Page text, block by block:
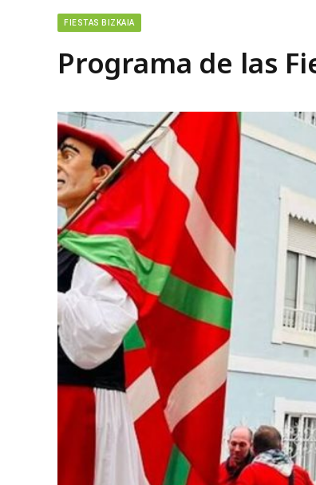
FIESTAS BIZKAIA
Programa de las